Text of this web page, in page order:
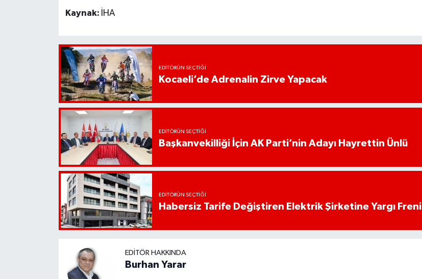
Kaynak: İHA
EDITÖRÜN SEÇTIĞI
Kocaeli’de Adrenalin Zirve Yapacak
EDITÖRÜN SEÇTIĞI
Başkanvekilliği İçin AK Parti’nin Adayı Hayrettin Ünlü
EDITÖRÜN SEÇTIĞI
Habersiz Tarife Değiştiren Elektrik Şirketine Yargı Freni
EDITÖR HAKKINDA
Burhan Yarar